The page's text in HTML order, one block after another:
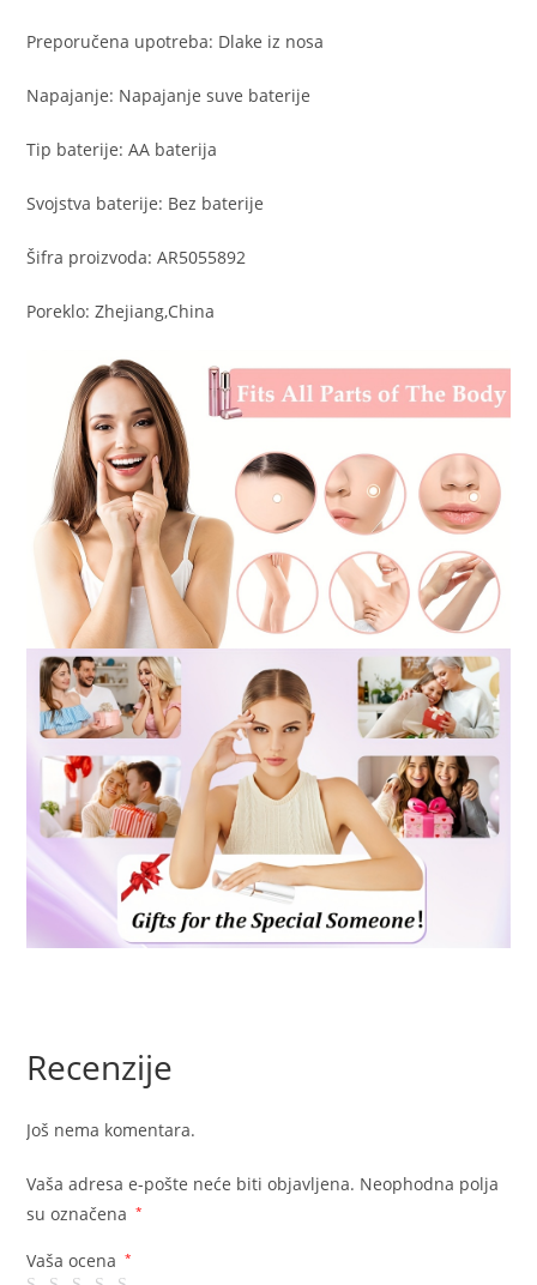
Preporučena upotreba: Dlake iz nosa
Napajanje: Napajanje suve baterije
Tip baterije: AA baterija
Svojstva baterije: Bez baterije
Šifra proizvoda: AR5055892
Poreklo: Zhejiang,China
Recenzije
Još nema komentara.
Vaša adresa e-pošte neće biti objavljena. Neophodna polja
su označena
*
Vaša ocena *